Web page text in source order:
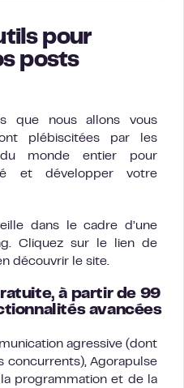
pour
posts
que nous allons vous
plébiscitées par les
monde entier pour
et développer votre
dans le cadre d’une
Cliquez sur le lien de
découvrir le site.
à partir de 99
avancées
agressive (dont
concurrents), Agorapulse
programmation et de la